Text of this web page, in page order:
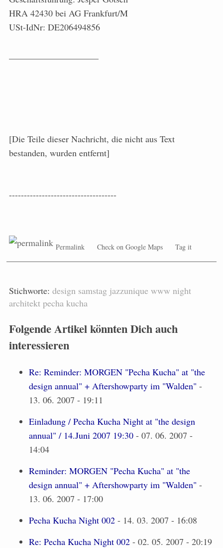
HRA 42430 bei AG Frankfurt/M
USt-IdNr: DE206494856
[Die Teile dieser Nachricht, die nicht aus Text
bestanden, wurden entfernt]
------------------------------------
Permalink Check on Google Maps Tag it
Stichworte: design samstag jazzunique www night
architekt pecha kucha
Folgende Artikel könnten Dich auch
interessieren
Re: Reminder: MORGEN "Pecha Kucha" at "the
design annual" + Aftershowparty im "Walden" -
13. 06. 2007 - 19:11
Einladung / Pecha Kucha Night at "the design
annual" / 14.Juni 2007 19:30 - 07. 06. 2007 -
14:04
Reminder: MORGEN "Pecha Kucha" at "the
design annual" + Aftershowparty im "Walden" -
13. 06. 2007 - 17:00
Pecha Kucha Night 002 - 14. 03. 2007 - 16:08
Re: Pecha Kucha Night 002 - 02. 05. 2007 - 20:19